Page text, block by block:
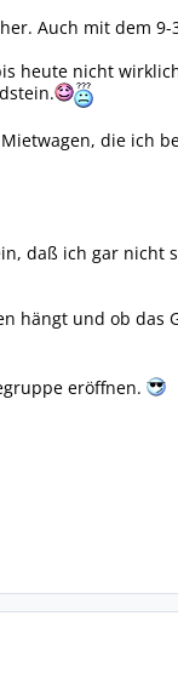
Auch mit dem 9-
heute nicht
die ich
daß ich gar nicht
hängt und ob das
eröffnen.